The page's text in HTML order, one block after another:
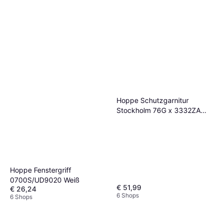
Hoppe Fenstergriff
0700S/UD9020 Weiß
€ 26,24
6 Shops
Hoppe Schutzgarnitur
Stockholm 76G x 3332ZA
€ 51,99
6 Shops